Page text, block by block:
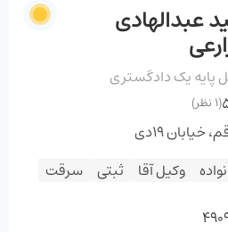
عبدالهادی
پایه یک دادگستری
(1 نظر)
وکیل آقا ثبتی سرقت
خیابان ۱۹دی